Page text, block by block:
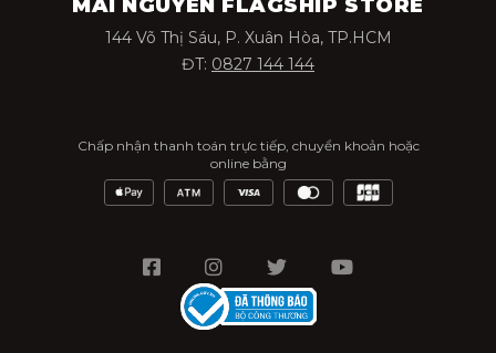
MAI NGUYEN FLAGSHIP STORE
144 Võ Thị Sáu, P. Xuân Hòa, TP.HCM
ĐT: 0827 144 144
Chấp nhận thanh toán trực tiếp, chuyển khoản hoặc
online bằng